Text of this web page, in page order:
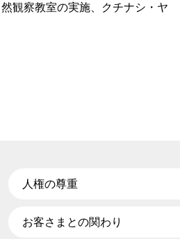
観察教室の実施、クチナシ・ヤ
人権の尊重
お客さまとの関わり